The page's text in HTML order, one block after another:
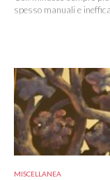
spesso manuali e
MISCELLANEA